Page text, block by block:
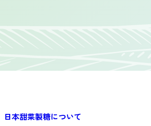
日本甜菜製糖について